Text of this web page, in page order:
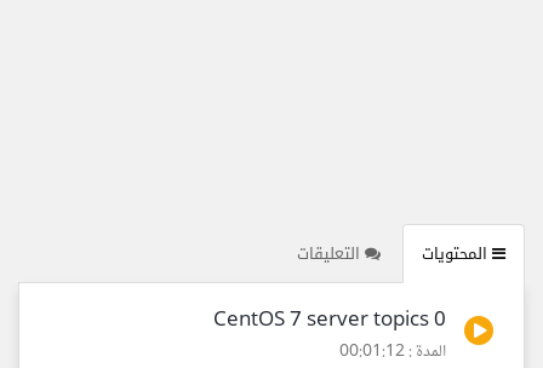
المحتويات التعليقات
0 CentOS 7 server topics
المدة : 00:01:12